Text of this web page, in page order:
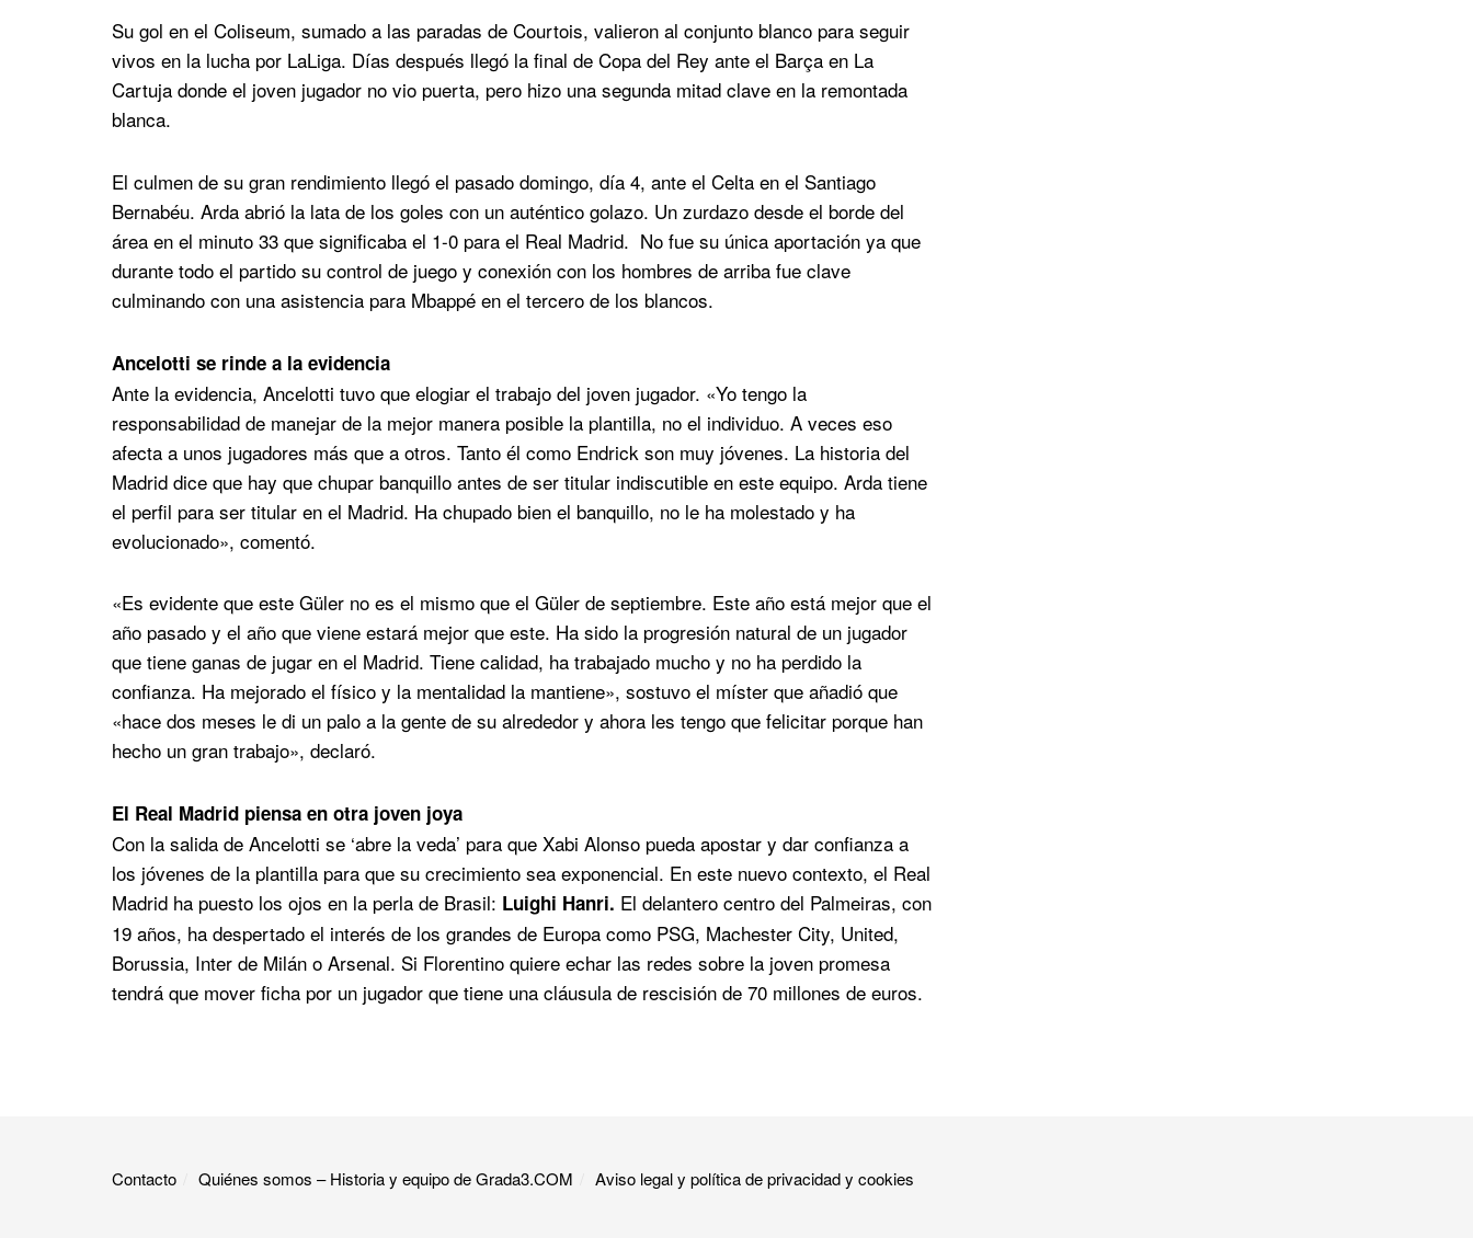
Su gol en el Coliseum, sumado a las paradas de Courtois, valieron al conjunto blanco para seguir
vivos en la lucha por LaLiga. Días después llegó la final de Copa del Rey ante el Barça en La
Cartuja donde el joven jugador no vio puerta, pero hizo una segunda mitad clave en la remontada
blanca.
El culmen de su gran rendimiento llegó el pasado domingo, día 4, ante el Celta en el Santiago
Bernabéu. Arda abrió la lata de los goles con un auténtico golazo. Un zurdazo desde el borde del
área en el minuto 33 que significaba el 1-0 para el Real Madrid. No fue su única aportación ya que
durante todo el partido su control de juego y conexión con los hombres de arriba fue clave
culminando con una asistencia para Mbappé en el tercero de los blancos.
Ancelotti se rinde a la evidencia
Ante la evidencia, Ancelotti tuvo que elogiar el trabajo del joven jugador. «Yo tengo la
responsabilidad de manejar de la mejor manera posible la plantilla, no el individuo. A veces eso
afecta a unos jugadores más que a otros. Tanto él como Endrick son muy jóvenes. La historia del
Madrid dice que hay que chupar banquillo antes de ser titular indiscutible en este equipo. Arda tiene
el perfil para ser titular en el Madrid. Ha chupado bien el banquillo, no le ha molestado y ha
evolucionado», comentó.
«Es evidente que este Güler no es el mismo que el Güler de septiembre. Este año está mejor que el
año pasado y el año que viene estará mejor que este. Ha sido la progresión natural de un jugador
que tiene ganas de jugar en el Madrid. Tiene calidad, ha trabajado mucho y no ha perdido la
confianza. Ha mejorado el físico y la mentalidad la mantiene», sostuvo el míster que añadió que
«hace dos meses le di un palo a la gente de su alrededor y ahora les tengo que felicitar porque han
hecho un gran trabajo», declaró.
El Real Madrid piensa en otra joven joya
Con la salida de Ancelotti se ‘abre la veda’ para que Xabi Alonso pueda apostar y dar confianza a
los jóvenes de la plantilla para que su crecimiento sea exponencial. En este nuevo contexto, el Real
Madrid ha puesto los ojos en la perla de Brasil: Luighi Hanri. El delantero centro del Palmeiras, con
19 años, ha despertado el interés de los grandes de Europa como PSG, Machester City, United,
Borussia, Inter de Milán o Arsenal. Si Florentino quiere echar las redes sobre la joven promesa
tendrá que mover ficha por un jugador que tiene una cláusula de rescisión de 70 millones de euros.
Contacto Quiénes somos – Historia y equipo de Grada3.COM Aviso legal y política de privacidad y cookies​